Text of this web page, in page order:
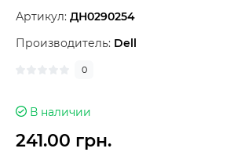
Артикул: ДН0290254
Производитель: Dell
0
В наличии
241.00 грн.